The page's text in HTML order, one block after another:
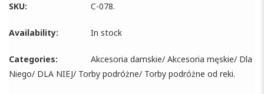
SKU: C-078.
Availability: In stock
Categories: Akcesoria damskie/ Akcesoria męskie/ Dla
Niego/ DLA NIEJ/ Torby podróżne/ Torby podróżne od reki.